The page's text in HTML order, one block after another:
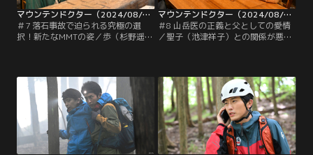
マウンテンドクター（2024/08/19放送分）第07話
＃7 落石事故で迫られる究極の選
択！新たなMMTの姿／歩（杉野遥
の元へやって来る。典子（岡崎紗
絵）が麻酔科医であることを知った
聖子は怒りをあらわにし、病院を辞
めさせると典子を連れ帰ってしま
う。
マウンテンドクター（2024/08/26放送分）第08話
＃8 山岳医の正義と父としての愛情
／聖子（池津祥子）との関係が悪化
田幸希）が訪ねてきて、母の凛（冨
手麻妙）に学童での登山を反対され
ていると相談する。圭吾は心臓に疾
患があるため凛が反対するのは当然
なのだが、友達と山に登りたいのだ
という。